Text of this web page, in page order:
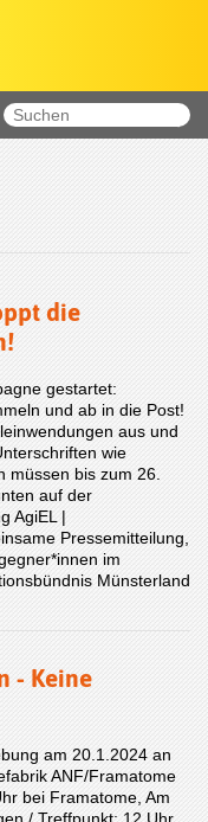
die
gestartet:
und ab in die Post!
aus und
wie
müssen bis zum 26.
auf der
AgiEL |
Pressemitteilung,
im
Münsterland
- Keine
am 20.1.2024 an
ANF/Framatome
bei Framatome, Am
/ Treffpunkt: 12 Uhr